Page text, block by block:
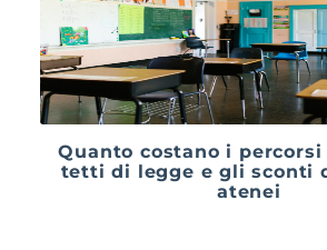
Quanto costano i
tetti di legge e gli sconti
atenei